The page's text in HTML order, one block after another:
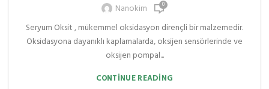
Nanokim 0
Seryum Oksit , mükemmel oksidasyon dirençli bir malzemedir.
Oksidasyona dayanıklı kaplamalarda, oksijen sensörlerinde ve
oksijen pompal...
CONTINUE READING